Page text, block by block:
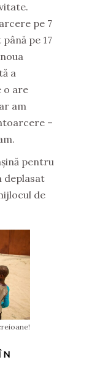
pe 7
pe 17
a
o are
am
–
pentru
deplasat
de